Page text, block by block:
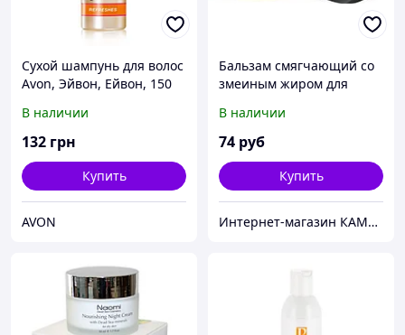
Сухой шампунь для волос
Avon, Эйвон, Ейвон, 150
В наличии
132 грн
Купить
AVON
Бальзам смягчающий со
змеиным жиром для
кожи, 20 г
В наличии
74 руб
Купить
Интернет-магазин КАМЕЛИЯ